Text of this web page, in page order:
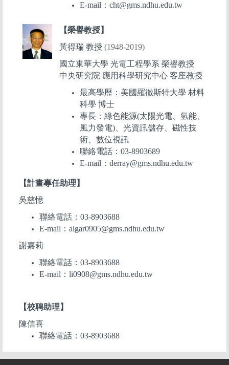
E-mail：cht@gms.ndhu.edu.tw
【榮譽教授】
黃得瑞 教授(1948-2019)
國立東華大學 光電工程學系 榮譽教授
中央研究院 應用科學研究中心 客座教授
最高學歷：美國羅徹斯特大學 材料
科學 博士
專長：綠色能源(太陽光電、氫能、
風力發電)、光資訊儲存、磁性技
術、數位視訊
聯絡電話：03-8903689
E-mail：derray@gms.ndhu.edu.tw
【計畫專任助理】
吳慈憶
聯絡電話：03-8903688
E-mail：algar0905@gms.ndhu.edu.tw
謝嘉莉
聯絡電話：03-8903688
E-mail：li0908@gms.ndhu.edu.tw
【校聘助理 】
陳信喜
聯絡電話：03-8903688